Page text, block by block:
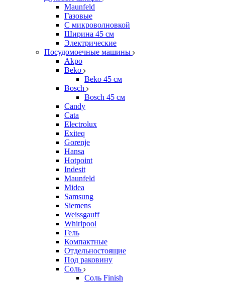
Maunfeld
Газовые
С микроволновкой
Ширина 45 см
Электрические
Посудомоечные машины
Akpo
Beko
Beko 45 см
Bosch
Bosch 45 см
Candy
Cata
Electrolux
Exiteq
Gorenje
Hansa
Hotpoint
Indesit
Maunfeld
Midea
Samsung
Siemens
Weissgauff
Whirlpool
Гель
Компактные
Отдельностоящие
Под раковину
Соль
Соль Finish